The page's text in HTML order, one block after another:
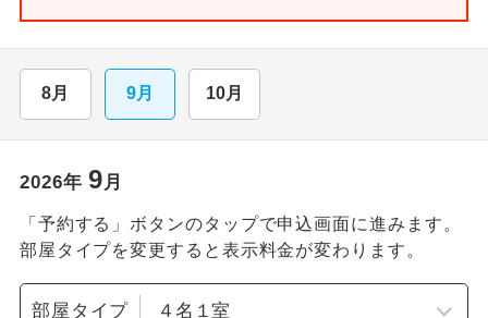
8月 9月 10月
2026年 9月
「予約する」ボタンのタップで申込画面に進みます。
部屋タイプを変更すると表示料金が変わります。
部屋タイプ